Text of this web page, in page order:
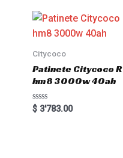
Citycoco
Patinete Citycoco
hm8 3000w 40ah
Rated
0
$3'783.00